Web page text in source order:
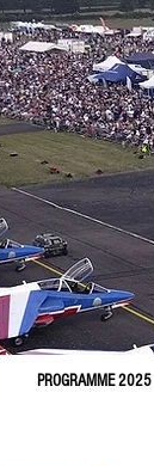
PROGRAMME 2025